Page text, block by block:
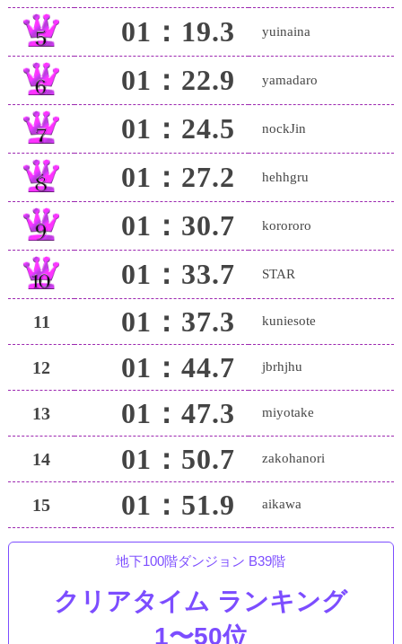
01：19.3 yuinaina
01：22.9 yamadaro
01：24.5 nockJin
01：27.2 hehhgru
01：30.7 korororo
01：33.7 STAR
11 01：37.3 kuniesote
12 01：44.7 jbrhjhu
13 01：47.3 miyotake
14 01：50.7 zakohanori
15 01：51.9 aikawa
地下100階ダンジョン B39階
クリアタイム ランキング
1〜50位